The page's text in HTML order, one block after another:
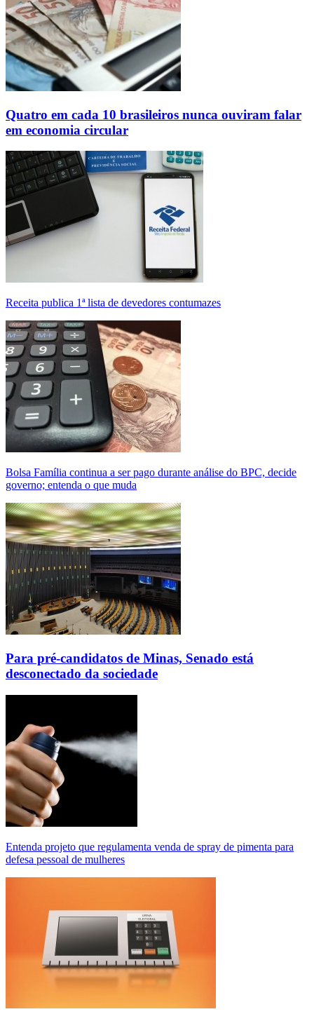
Quatro em cada 10 brasileiros nunca ouviram falar
em economia circular
Receita publica 1ª lista de devedores contumazes
Bolsa Família continua a ser pago durante análise do BPC, decide
governo; entenda o que muda
Para pré-candidatos de Minas, Senado está
desconectado da sociedade
Entenda projeto que regulamenta venda de spray de pimenta para
defesa pessoal de mulheres